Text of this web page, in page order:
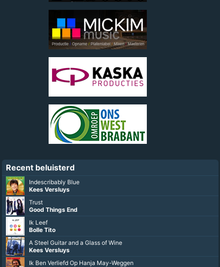
Recent beluisterd
Indescribably Blue
Kees Versluys
Trust
Good Things End
Ik Leef
Bolle Tito
A Steel Guitar and a Glass of Wine
Kees Versluys
Ik Ben Verliefd Op Hanja May-Weggen